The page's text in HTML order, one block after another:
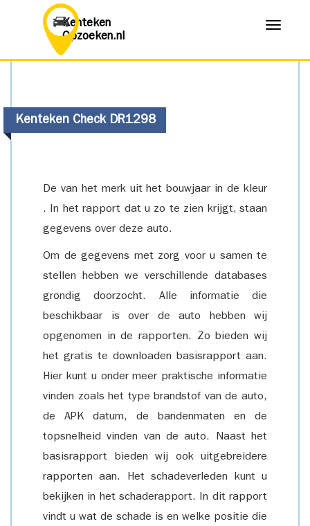
Kenteken
Opzoeken.nl
Menu
Kenteken Check DR1298
De van het merk uit het bouwjaar in de kleur
. In het rapport dat u zo te zien krijgt, staan
gegevens over deze auto.
Om de gegevens met zorg voor u samen te
stellen hebben we verschillende databases
grondig doorzocht. Alle informatie die
beschikbaar is over de auto hebben wij
opgenomen in de rapporten. Zo bieden wij
het gratis te downloaden basisrapport aan.
Hier kunt u onder meer praktische informatie
vinden zoals het type brandstof van de auto,
de APK datum, de bandenmaten en de
topsnelheid vinden van de auto. Naast het
basisrapport bieden wij ook uitgebreidere
rapporten aan. Het schadeverleden kunt u
bekijken in het schaderapport. In dit rapport
vindt u wat de schade is en welke positie die